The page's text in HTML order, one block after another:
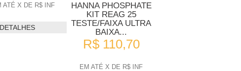
ATÉ X DE R$ INF
HANNA PHOSPHATE
KIT REAG 25
TESTE/FAIXA ULTRA
BAIXA...
R$ 110,70
EM ATÉ X DE R$ INF